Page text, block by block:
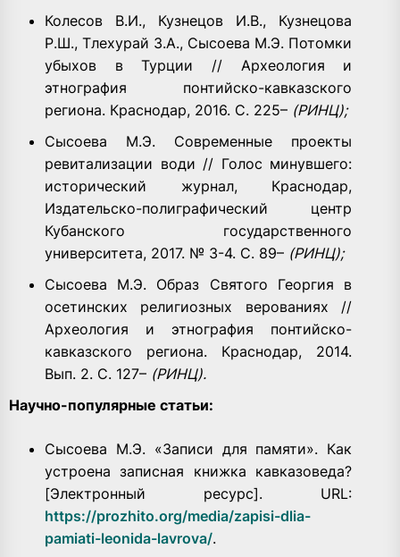
Колесов В.И., Кузнецов И.В., Кузнецова
Р.Ш., Тлехурай З.А., Сысоева М.Э. Потомки
убыхов в Турции // Археология и
этнография понтийско-кавказского
региона. Краснодар, 2016. С. 225– (РИНЦ);
Сысоева М.Э. Современные проекты
ревитализации води // Голос минувшего:
исторический журнал, Краснодар,
Издательско-полиграфический центр
Кубанского государственного
университета, 2017. № 3-4. С. 89– (РИНЦ);
Сысоева М.Э. Образ Святого Георгия в
осетинских религиозных верованиях //
Археология и этнография понтийско-
кавказского региона. Краснодар, 2014.
Вып. 2. С. 127– (РИНЦ).
Научно-популярные статьи:
Сысоева М.Э. «Записи для памяти». Как
устроена записная книжка кавказоведа?
[Электронный ресурс]. URL:
https://prozhito.org/media/zapisi-dlia-
pamiati-leonida-lavrova/.